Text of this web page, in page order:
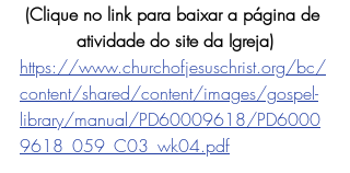
(Clique no link para baixar a página de
atividade do site da Igreja)
https://www.churchofjesuschrist.org/bc/
content/shared/content/images/gospel-
library/manual/PD60009618/PD6000
9618_059_C03_wk04.pdf